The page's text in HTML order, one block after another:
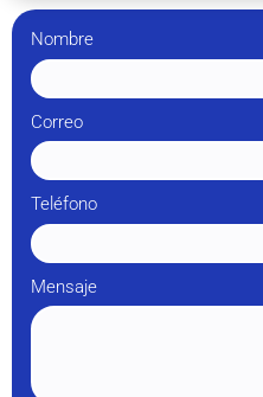
Nombre
Correo
Teléfono
Mensaje